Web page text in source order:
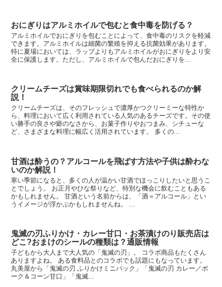
おにぎりはアルミホイルで包むと食中毒を防げる？
アルミホイルでおにぎりを包むことによって、食中毒のリスクを軽減
できます。アルミホイルは細菌の繁殖を抑える抗菌効果があります。
特に夏場においては、ラップよりもアルミホイルがおにぎりをより安
全に保護します。ただし、アルミホイルで包んだおにぎりを...
クリームチーズは賞味期限切れでも食べられるのか解
説！
クリームチーズは、そのフレッシュで濃厚かつクリーミーな特性か
ら、料理において広く利用されている人気のあるチーズです。その使
い勝手の良さや癖のなさから、お菓子作りやおつまみ、シチューな
ど、さまざまな料理に幅広く活用されています。 多くの...
甘酒は酔うの？アルコールを飛ばす方法や子供は酔わな
いのか解説！
寒い季節になると、多くの人が温かい甘酒でほっこりしたいと思うこ
とでしょう。 お正月やひな祭りなど、特別な機会に飲むこともある
かもしれません。 甘酒という名前からは、「酒＝アルコール」とい
うイメージが浮かぶかもしれませんね。 ...
鬼滅の刃ふりかけ・カレー甘口・お茶漬けのり販売店は
どこ?おまけのシールの種類は？通販情報
子どもから大人まで大人気の「鬼滅の刃」。 コラボ商品もたくさん
ありますよね。 ある食料品とのコラボでも話題にもなっています。
丸美屋から「鬼滅の刃 ふりかけミニパック」「鬼滅の刃 カレー／ポ
ーク＆コーン甘口」「鬼滅...